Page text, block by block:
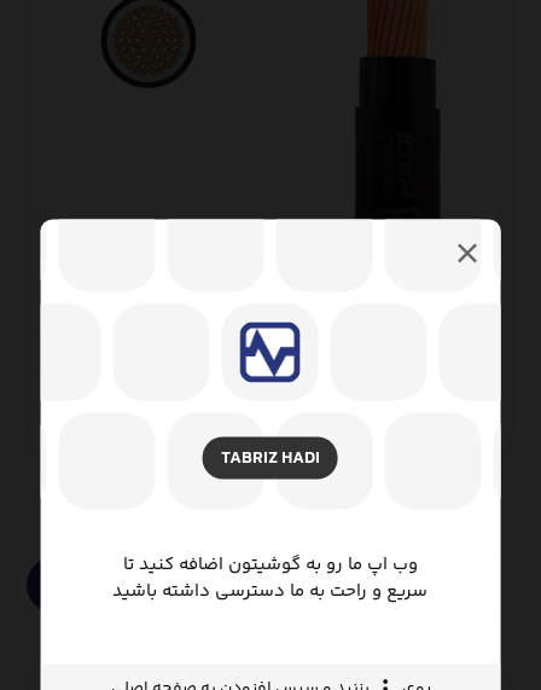
TABRIZ HADI
وب اپ ما رو به گوشیتون اضافه کنید تا
سریع و راحت به ما دسترسی داشته باشید
عایق PVC روکش دار
جستجو